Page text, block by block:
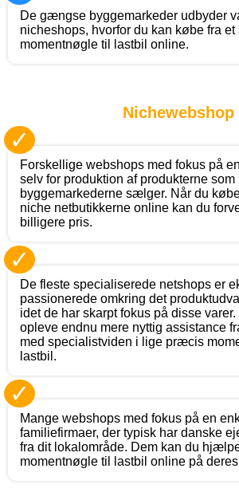
De gængse byggemarkeder udbyder
nicheshops, hvorfor du kan købe fra et
momentnøgle til lastbil online.
Nichewebshop
✓
Forskellige webshops med fokus på
selv for produktion af produkterne som
byggemarkederne sælger. Når du
niche netbutikkerne online kan du
billigere pris.
✓
De fleste specialiserede netshops er
passionerede omkring det
idet de har skarpt fokus på disse
opleve endnu mere nyttig assistance
med specialistviden i lige præcis
lastbil.
✓
Mange webshops med fokus på en
familiefirmaer, der typisk har danske
fra dit lokalområde. Dem kan du
momentnøgle til lastbil online på